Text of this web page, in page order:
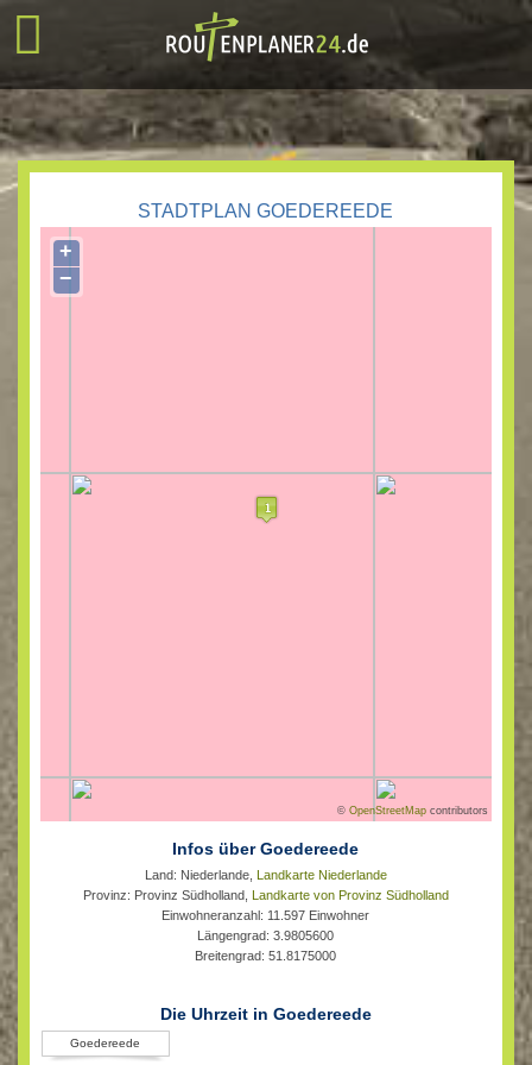
STADTPLAN GOEDEREEDE
+
−
©OpenStreetMap contributors
Infos über Goedereede
Land: Niederlande, Landkarte Niederlande
Provinz: Provinz Südholland, Landkarte von Provinz Südholland
Einwohneranzahl: 11.597 Einwohner
Längengrad: 3.9805600
Breitengrad: 51.8175000
Die Uhrzeit in Goedereede
Goedereede